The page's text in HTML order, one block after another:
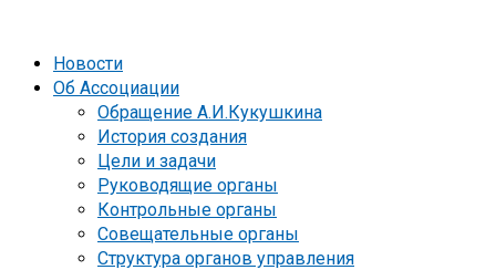
Новости
Об Ассоциации
Обращение А.И.Кукушкина
История создания
Цели и задачи
Руководящие органы
Контрольные органы
Совещательные органы
Структура органов управления